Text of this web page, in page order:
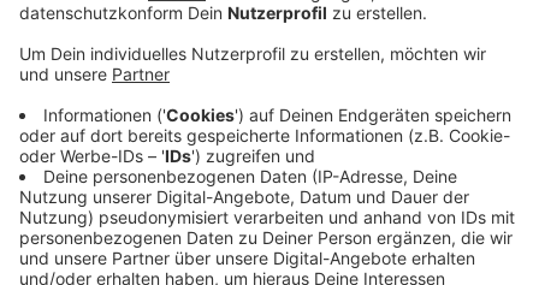
von Symptomen beim Hausarzt positiv getestet und in
vier weiteren Fällen wurde ein positiver Schnelltest
durch einen PCR-Test bestätigt. Darüber hinaus sind
positiv getestet worden.Derzeit befinden sich im
Kreis Siegen-Wittgenstein367 Personen in häuslicher
Quarantäne. Seit Beginn der Pandemie haben sich
insgesamt 11.897 Personen aus Siegen-Wittgenstein
mit dem Coronavirus infiziert, 11.605 sind wieder
genesen, 179 verstorben. Aktuell infiziert sind 113